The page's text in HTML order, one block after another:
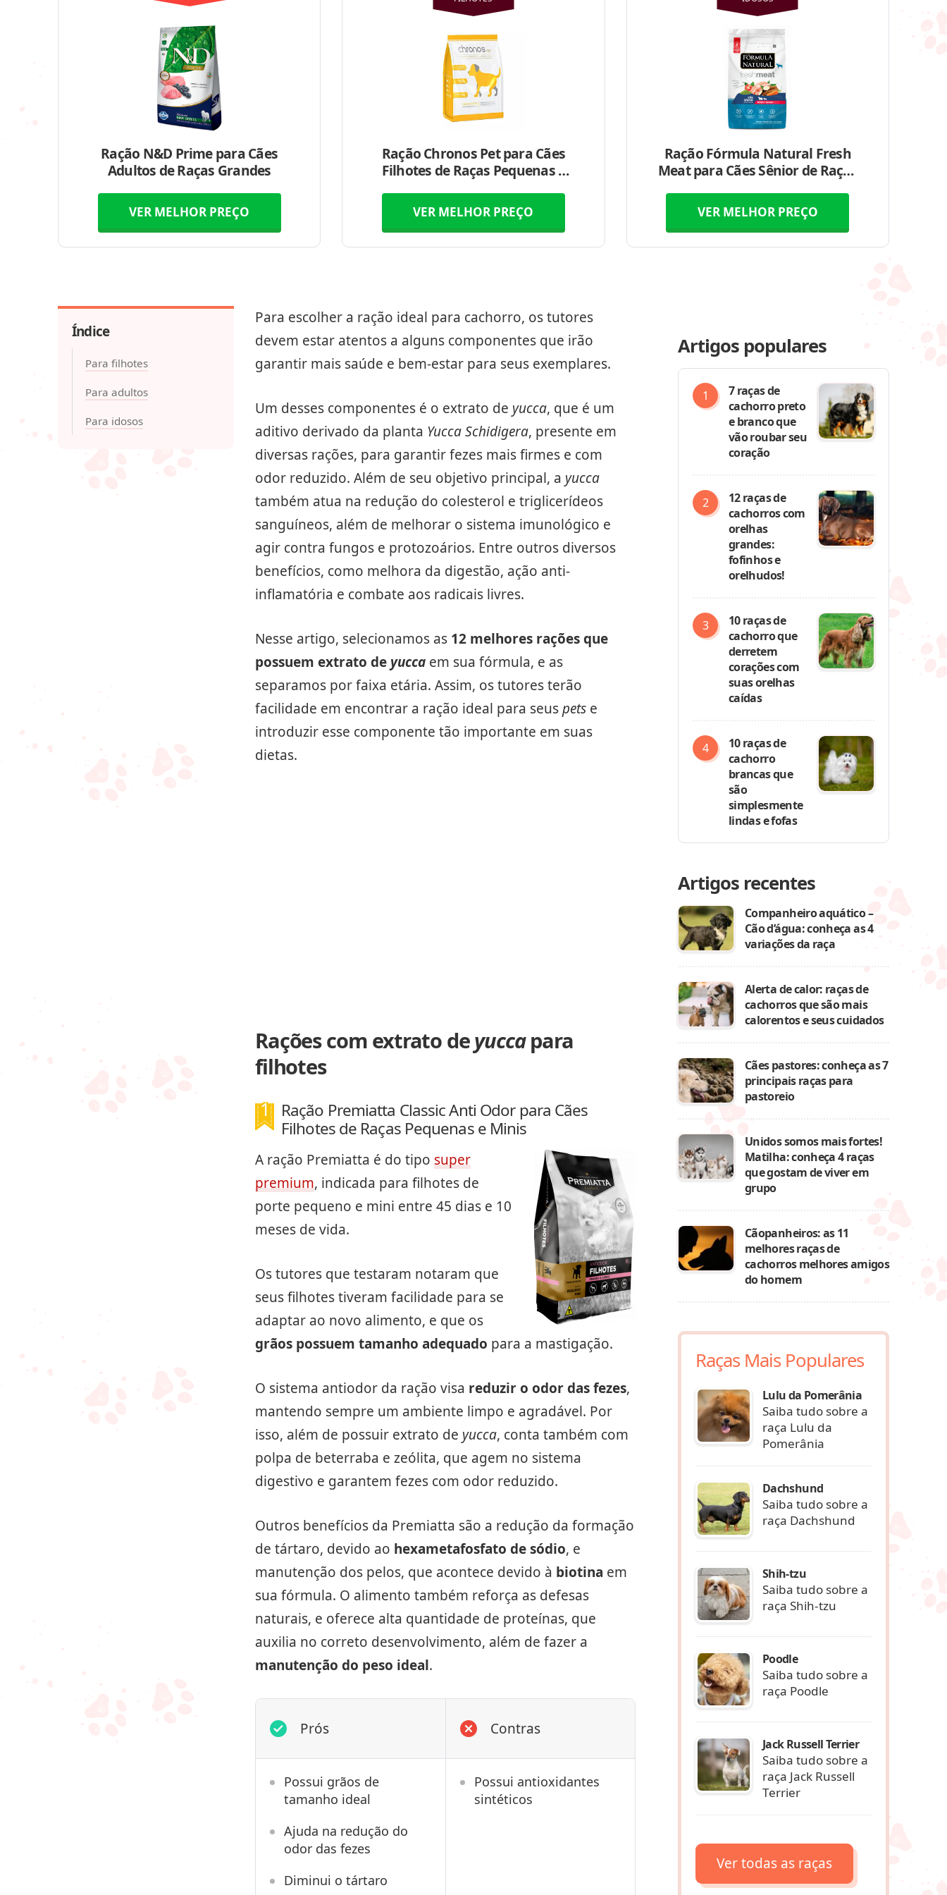
Ração N&D Prime para Cães
Adultos de Raças Grandes
VER MELHOR PREÇO
Ração Chronos Pet para Cães
Filhotes de Raças Pequenas e
VER MELHOR PREÇO
Ração Fórmula Natural Fresh
Meat para Cães Sênior de Raças
VER MELHOR PREÇO
Índice
Para filhotes
Para adultos
Para idosos
Para escolher a ração ideal para cachorro, os tutores
devem estar atentos a alguns componentes que irão
garantir mais saúde e bem-estar para seus exemplares.
Um desses componentes é o extrato de yucca, que é um
aditivo derivado da planta Yucca Schidigera, presente em
diversas rações, para garantir fezes mais firmes e com
odor reduzido. Além de seu objetivo principal, a yucca
também atua na redução do colesterol e triglicerídeos
sanguíneos, além de melhorar o sistema imunológico e
agir contra fungos e protozoários. Entre outros diversos
benefícios, como melhora da digestão, ação anti-
inflamatória e combate aos radicais livres.
Nesse artigo, selecionamos as 12 melhores rações que
possuem extrato de yucca em sua fórmula, e as
separamos por faixa etária. Assim, os tutores terão
facilidade em encontrar a ração ideal para seuspets e
introduzir esse componente tão importante em suas
dietas.
Rações com extrato deyuccapara
filhotes
Ração Premiatta Classic Anti Odor para Cães
Filhotes de Raças Pequenas e Minis
A ração Premiatta é do tipo super
premium, indicada para filhotes de
porte pequeno e mini entre 45 dias e 10
meses de vida.
Os tutores que testaram notaram que
seus filhotes tiveram facilidade para se
adaptar ao novo alimento, e que os
grãos possuem tamanho adequado para a mastigação.
O sistema antiodor da ração visa reduzir o odor das fezes,
mantendo sempre um ambiente limpo e agradável. Por
isso, além de possuir extrato de yucca, conta também com
polpa de beterraba e zeólita, que agem no sistema
digestivo e garantem fezes com odor reduzido.
Outros benefícios da Premiatta são a redução da formação
de tártaro, devido ao hexametafosfato de sódio, e
manutenção dos pelos, que acontece devido à biotina em
sua fórmula. O alimento também reforça as defesas
naturais, e oferece alta quantidade de proteínas, que
auxilia no correto desenvolvimento, além de fazer a
manutenção do peso ideal.
Prós Contras
Possui grãos de
tamanho ideal
Possui antioxidantes
sintéticos
Ajuda na redução do
odor das fezes
Diminui o tártaro
Artigos populares
7 raças de
cachorro preto
e branco que
vão roubar seu
coração
12 raças de
cachorros com
orelhas
grandes:
fofinhos e
orelhudos!
10 raças de
cachorro que
derretem
corações com
suas orelhas
caídas
10 raças de
cachorro
brancas que
são
simplesmente
lindas e fofas
Artigos recentes
Companheiro aquático –
Cão d’água: conheça as 4
variações da raça
Alerta de calor: raças de
cachorros que são mais
calorentos e seus cuidados
Cães pastores: conheça as 7
principais raças para
pastoreio
Unidos somos mais fortes!
Matilha: conheça 4 raças
que gostam de viver em
grupo
Cãopanheiros: as 11
melhores raças de
cachorros melhores amigos
do homem
Raças Mais Populares
Lulu da Pomerânia
Saiba tudo sobre a
raça Lulu da
Pomerânia
Dachshund
Saiba tudo sobre a
raça Dachshund
Shih-tzu
Saiba tudo sobre a
raça Shih-tzu
Poodle
Saiba tudo sobre a
raça Poodle
Jack Russell Terrier
Saiba tudo sobre a
raça Jack Russell
Terrier
Ver todas as raças